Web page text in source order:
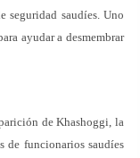
seguridad saudíes. Uno
ayudar a desmembrar
de Khashoggi, la
de funcionarios saudíes